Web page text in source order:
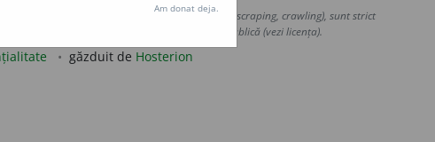
prin orice metode de extragere automată (web scraping, crawling), sunt strict
seturilor de date oferite oficial spre utilizare publică (vezi licența).
găzduit de Hosterion
Am donat deja.